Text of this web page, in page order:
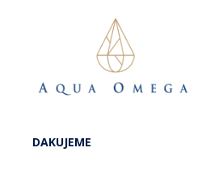
DAKUJEME
DAKUJEME